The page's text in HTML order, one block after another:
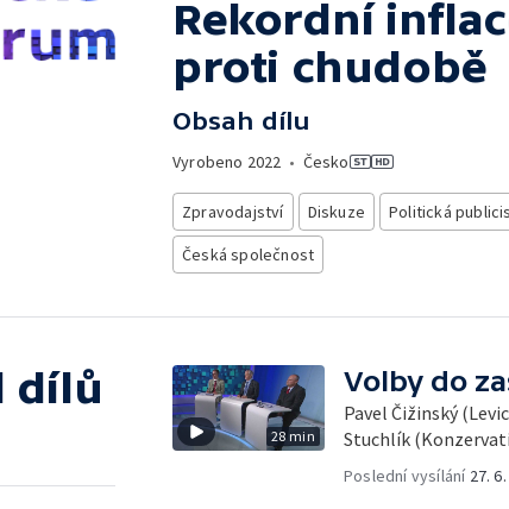
Rekordní
proti chudobě
Obsah dílu
Vyrobeno 2022 • Česko
Zpravodajství Diskuze Politická
Česká společnost
dílů
28 min
Volby do
Pavel Čižinský
Stuchlík
Poslední vysílání 27.